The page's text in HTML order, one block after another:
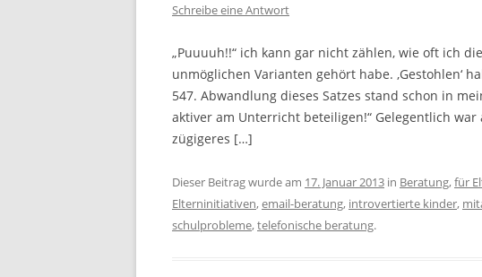
Schreibe eine Antwort
„Puuuuh!!“ ich kann gar nicht zählen, wie oft ich
unmöglichen Varianten gehört habe. ‚Gestohlen‘
547. Abwandlung dieses Satzes stand schon in
aktiver am Unterricht beteiligen!“ Gelegentlich
zügigeres […]
Dieser Beitrag wurde am 17. Januar 2013 in Beratung,für
Elterninitiativen,email-beratung, introvertierte kinder,
schulprobleme,telefonische beratung.